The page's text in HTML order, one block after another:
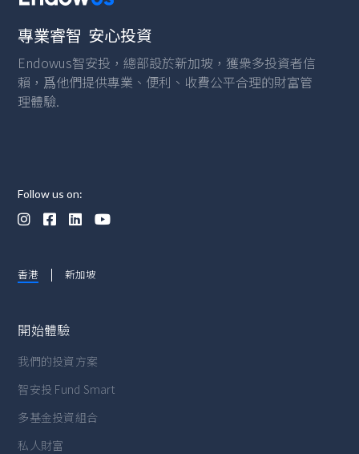
專業睿智 安心投資
Endowus智安投，總部設於新加坡，獲衆多投資者信
賴，爲他們提供專業、便利、收費公平合理的財富管
理體驗.
Follow us on:
   
香港 新加坡
開始體驗
我們的投資方案
智安投 Fund Smart
多基金投資組合
私人財富